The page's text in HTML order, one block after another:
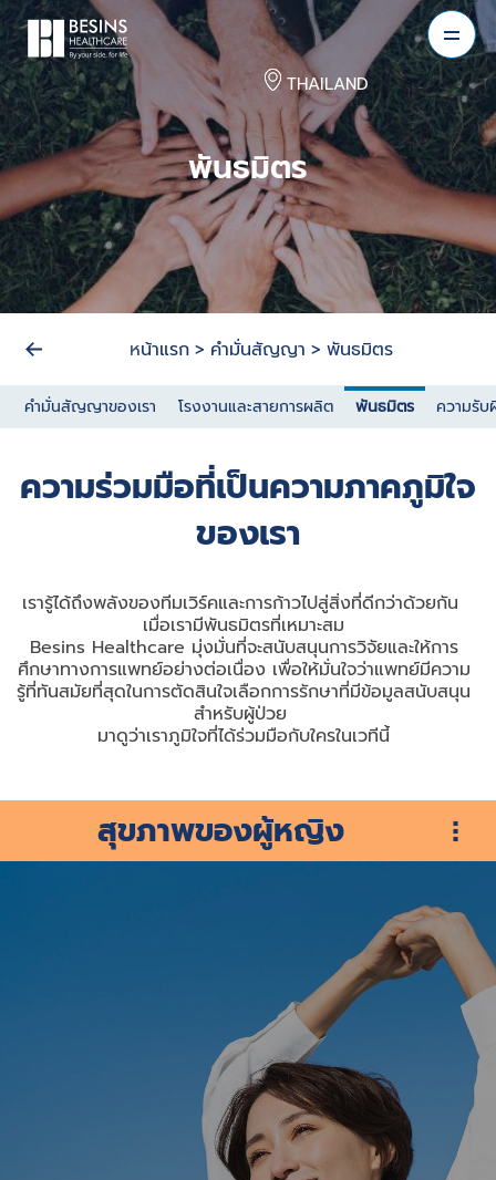
THAILAND
พันธมิตร
หน้าแรก > คำมั่นสัญญา > พันธมิตร
คำมั่นสัญญาของเรา โรงงานและสายการผลิต พันธมิตร ความรั
ความร่วมมือที่เป็นความภาคภูมิใจ
ของเรา
เรารู้ได้ถึงพลังของทีมเวิร์คและการก้าวไปสู่สิ่งที่ดีกว่าด้วยกัน
เมื่อเรามีพันธมิตรที่เหมาะสม
Besins Healthcare มุ่งมั่นที่จะสนับสนุนการวิจัยและให้การ
ศึกษาทางการแพทย์อย่างต่อเนื่อง เพื่อให้มั่นใจว่าแพทย์มีความ
รู้ที่ทันสมัยที่สุดในการตัดสินใจเลือกการรักษาที่มีข้อมูลสนับสนุน
สำหรับผู้ป่วย
มาดูว่าเราภูมิใจที่ได้ร่วมมือกับใครในเวทีนี้
สุขภาพของผู้หญิง